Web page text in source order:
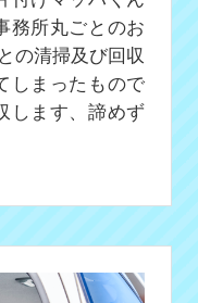
務所丸ごとのお
の清掃及び回収
しまったもので
します、諦めず